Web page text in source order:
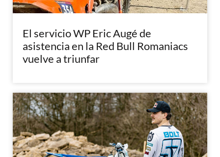
El servicio WP Eric Augé de
asistencia en la Red Bull Romaniacs
vuelve a triunfar